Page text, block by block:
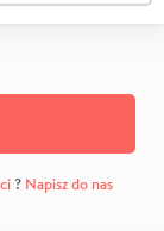
? Napisz do nas